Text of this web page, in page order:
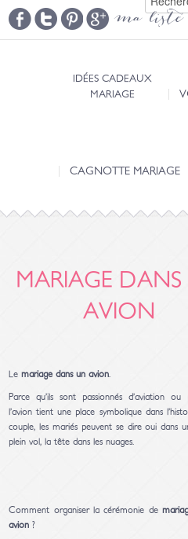
ma
IDÉES CADEAUX
MARIAGE
CAGNOTTE MARIAGE
MARIAGE DANS
AVION
Lemariage dans un avion
Parce qu’ils sont passionnés d’aviation ou
l’avion tient une place symbolique dans
couple, les mariés peuvent se dire oui dans
plein vol, la tête dans les nuages.
Comment organiser la cérémonie de
avion ?